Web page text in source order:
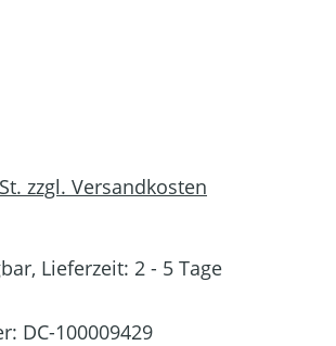
zzgl. Versandkosten
Lieferzeit: 2 - 5 Tage
DC-100009429